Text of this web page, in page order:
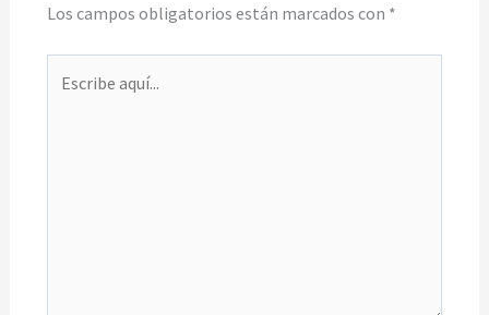
Los campos obligatorios están marcados con *
aquí...